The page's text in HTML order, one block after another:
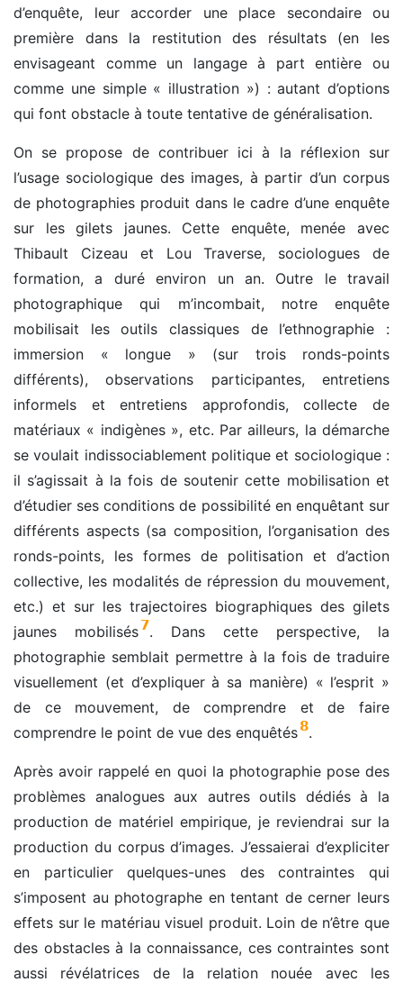
d’enquête, leur accorder une place secondaire ou
première dans la restitution des résultats (en les
envisageant comme un langage à part entière ou
comme une simple « illustration ») : autant d’options
qui font obstacle à toute tentative de généralisation.
On se propose de contribuer ici à la réflexion sur
l’usage sociologique des images, à partir d’un corpus
de photographies produit dans le cadre d’une enquête
sur les gilets jaunes. Cette enquête, menée avec
Thibault Cizeau et Lou Traverse, sociologues de
formation, a duré environ un an. Outre le travail
photographique qui m’incombait, notre enquête
mobilisait les outils classiques de l’ethnographie :
immersion « longue » (sur trois ronds-points
différents), observations participantes, entretiens
informels et entretiens approfondis, collecte de
matériaux « indigènes », etc. Par ailleurs, la démarche
se voulait indissociablement politique et sociologique :
il s’agissait à la fois de soutenir cette mobilisation et
d’étudier ses conditions de possibilité en enquêtant sur
différents aspects (sa composition, l’organisation des
ronds-points, les formes de politisation et d’action
collective, les modalités de répression du mouvement,
etc.) et sur les trajectoires biographiques des gilets
jaunes mobilisés7. Dans cette perspective, la
photographie semblait permettre à la fois de traduire
visuellement (et d’expliquer à sa manière) « l’esprit »
de ce mouvement, de comprendre et de faire
comprendre le point de vue des enquêtés8.
Après avoir rappelé en quoi la photographie pose des
problèmes analogues aux autres outils dédiés à la
production de matériel empirique, je reviendrai sur la
production du corpus d’images. J’essaierai d’expliciter
en particulier quelques-unes des contraintes qui
s’imposent au photographe en tentant de cerner leurs
effets sur le matériau visuel produit. Loin de n’être que
des obstacles à la connaissance, ces contraintes sont
aussi révélatrices de la relation nouée avec les